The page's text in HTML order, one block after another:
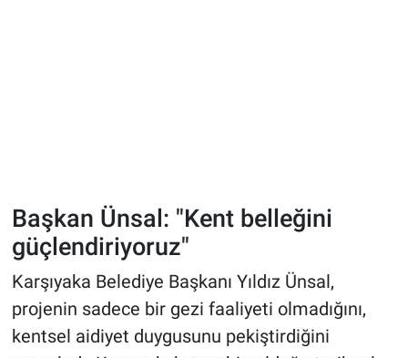
Başkan Ünsal: "Kent belleğini
güçlendiriyoruz"
Karşıyaka Belediye Başkanı Yıldız Ünsal,
projenin sadece bir gezi faaliyeti olmadığını,
kentsel aidiyet duygusunu pekiştirdiğini